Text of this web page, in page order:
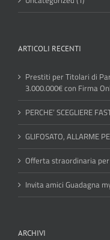
ARTICOLI RECENTI
Prestiti per Titolari di
3.000.000€ con Firma
PERCHE’ SCEGLIERE
GLIFOSATO, ALLARME
Offerta straordinaria per
Invita amici Guadagna
ARCHIVI